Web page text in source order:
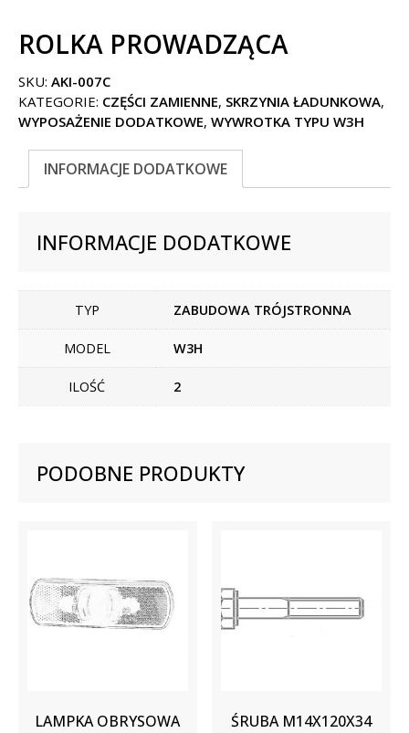
ROLKA PROWADZĄCA
SKU: AKI-007C
KATEGORIE: CZĘŚCI ZAMIENNE, SKRZYNIA ŁADUNKOWA,
WYPOSAŻENIE DODATKOWE, WYWROTKA TYPU W3H
INFORMACJE DODATKOWE
INFORMACJE DODATKOWE
TYP ZABUDOWA TRÓJSTRONNA
MODEL W3H
ILOŚĆ 2
PODOBNE PRODUKTY
LAMPKA OBRYSOWA ŚRUBA M14X120X34